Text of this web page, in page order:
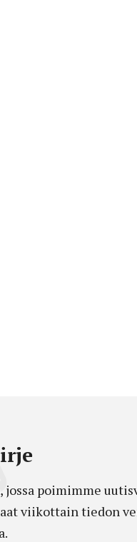
jossa poimimme
viikottain tiedon